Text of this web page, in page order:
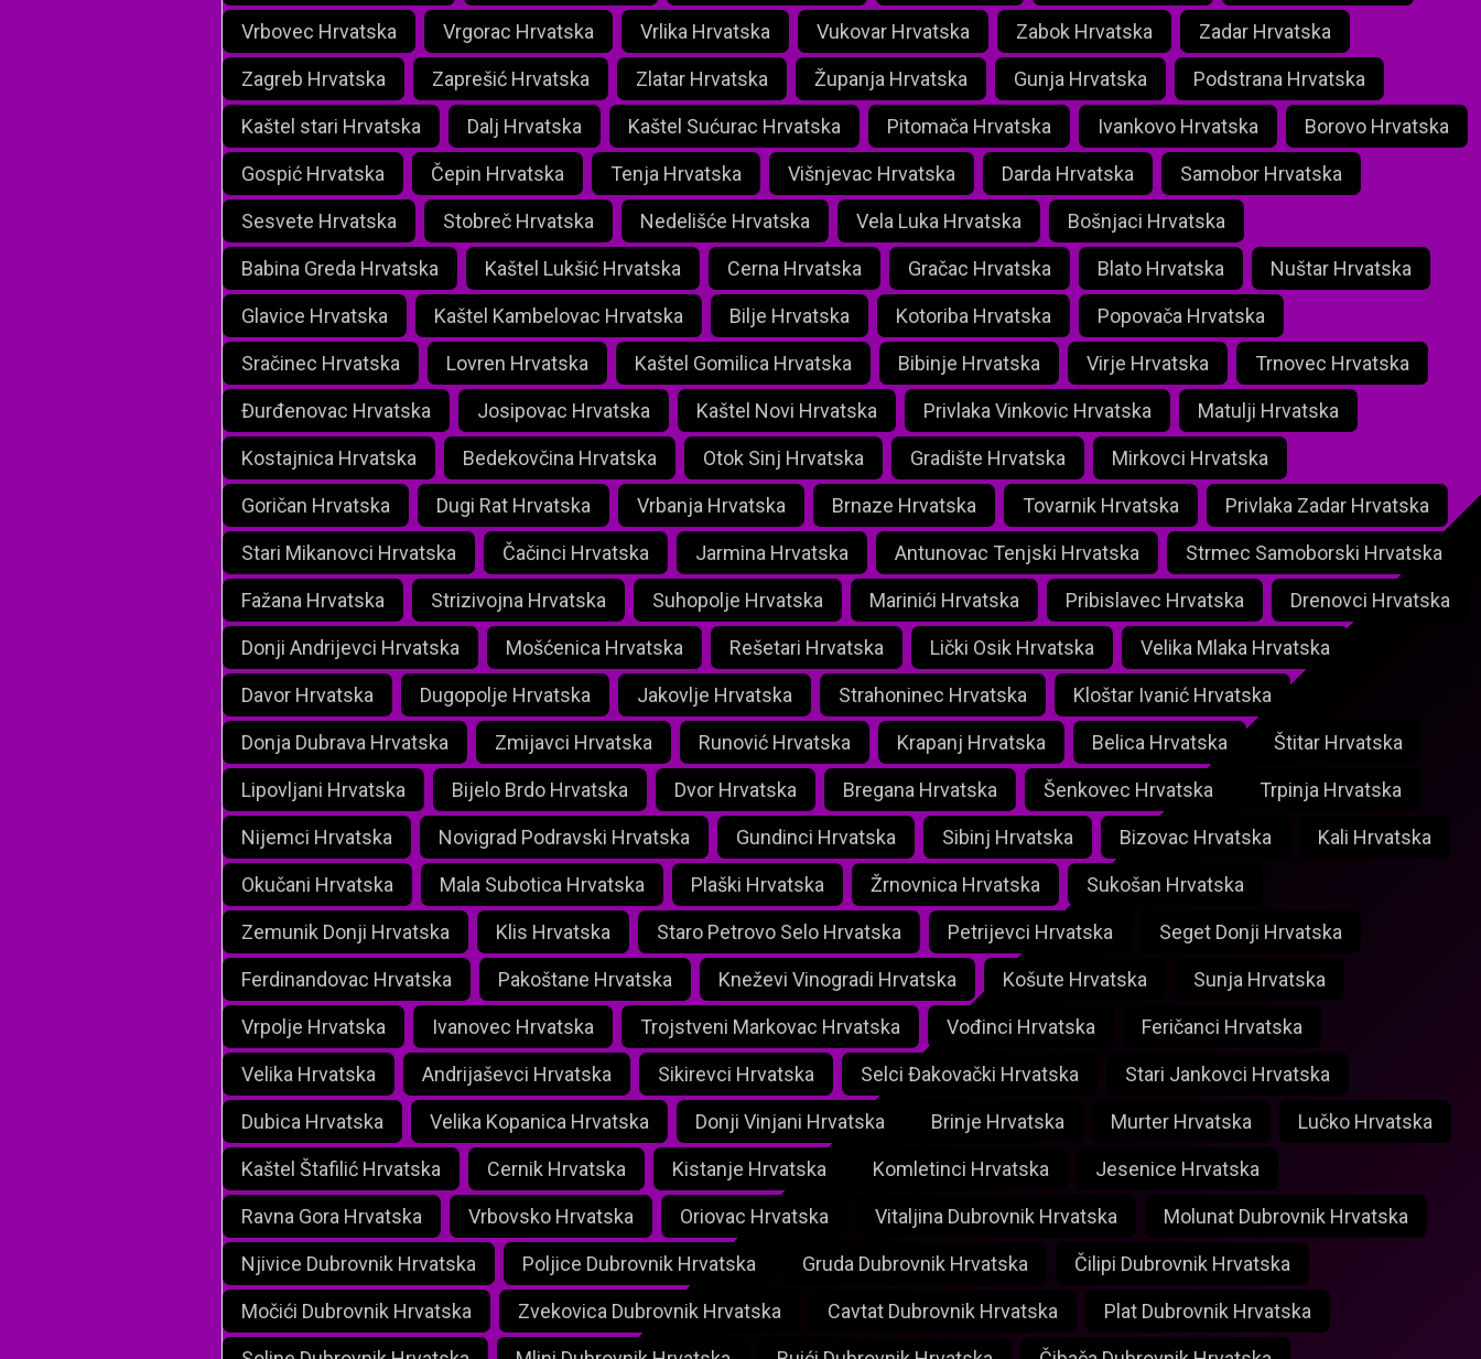
Vrbovec Hrvatska Vrgorac Hrvatska Vrlika Hrvatska Vukovar Hrvatska Zabok Hrvatska Zadar Hrvatska
Zagreb Hrvatska Zaprešić Hrvatska Zlatar Hrvatska Županja Hrvatska Gunja Hrvatska Podstrana Hrvatska
Kaštel stari Hrvatska Dalj Hrvatska Kaštel Sućurac Hrvatska Pitomača Hrvatska Ivankovo Hrvatska Borovo Hrvatska
Gospić Hrvatska Čepin Hrvatska Tenja Hrvatska Višnjevac Hrvatska Darda Hrvatska Samobor Hrvatska
Sesvete Hrvatska Stobreč Hrvatska Nedelišće Hrvatska Vela Luka Hrvatska Bošnjaci Hrvatska
Babina Greda Hrvatska Kaštel Lukšić Hrvatska Cerna Hrvatska Gračac Hrvatska Blato Hrvatska Nuštar Hrvatska
Glavice Hrvatska Kaštel Kambelovac Hrvatska Bilje Hrvatska Kotoriba Hrvatska Popovača Hrvatska
Sračinec Hrvatska Lovren Hrvatska Kaštel Gomilica Hrvatska Bibinje Hrvatska Virje Hrvatska Trnovec Hrvatska
Đurđenovac Hrvatska Josipovac Hrvatska Kaštel Novi Hrvatska Privlaka Vinkovic Hrvatska Matulji Hrvatska
Kostajnica Hrvatska Bedekovčina Hrvatska Otok Sinj Hrvatska Gradište Hrvatska Mirkovci Hrvatska
Goričan Hrvatska Dugi Rat Hrvatska Vrbanja Hrvatska Brnaze Hrvatska Tovarnik Hrvatska Privlaka Zadar Hrvatska
Stari Mikanovci Hrvatska Čačinci Hrvatska Jarmina Hrvatska Antunovac Tenjski Hrvatska Strmec Samoborski Hrvatska
Fažana Hrvatska Strizivojna Hrvatska Suhopolje Hrvatska Marinići Hrvatska Pribislavec Hrvatska Drenovci Hrvatska
Donji Andrijevci Hrvatska Mošćenica Hrvatska Rešetari Hrvatska Lički Osik Hrvatska Velika Mlaka Hrvatska
Davor Hrvatska Dugopolje Hrvatska Jakovlje Hrvatska Strahoninec Hrvatska Kloštar Ivanić Hrvatska
Donja Dubrava Hrvatska Zmijavci Hrvatska Runović Hrvatska Krapanj Hrvatska Belica Hrvatska Štitar Hrvatska
Lipovljani Hrvatska Bijelo Brdo Hrvatska Dvor Hrvatska Bregana Hrvatska Šenkovec Hrvatska Trpinja Hrvatska
Nijemci Hrvatska Novigrad Podravski Hrvatska Gundinci Hrvatska Sibinj Hrvatska Bizovac Hrvatska Kali Hrvatska
Okučani Hrvatska Mala Subotica Hrvatska Plaški Hrvatska Žrnovnica Hrvatska Sukošan Hrvatska
Zemunik Donji Hrvatska Klis Hrvatska Staro Petrovo Selo Hrvatska Petrijevci Hrvatska Seget Donji Hrvatska
Ferdinandovac Hrvatska Pakoštane Hrvatska Kneževi Vinogradi Hrvatska Košute Hrvatska Sunja Hrvatska
Vrpolje Hrvatska Ivanovec Hrvatska Trojstveni Markovac Hrvatska Vođinci Hrvatska Feričanci Hrvatska
Velika Hrvatska Andrijaševci Hrvatska Sikirevci Hrvatska Selci Đakovački Hrvatska Stari Jankovci Hrvatska
Dubica Hrvatska Velika Kopanica Hrvatska Donji Vinjani Hrvatska Brinje Hrvatska Murter Hrvatska Lučko Hrvatska
Kaštel Štafilić Hrvatska Cernik Hrvatska Kistanje Hrvatska Komletinci Hrvatska Jesenice Hrvatska
Ravna Gora Hrvatska Vrbovsko Hrvatska Oriovac Hrvatska Vitaljina Dubrovnik Hrvatska Molunat Dubrovnik Hrvatska
Njivice Dubrovnik Hrvatska Poljice Dubrovnik Hrvatska Gruda Dubrovnik Hrvatska Čilipi Dubrovnik Hrvatska
Močići Dubrovnik Hrvatska Zvekovica Dubrovnik Hrvatska Cavtat Dubrovnik Hrvatska Plat Dubrovnik Hrvatska